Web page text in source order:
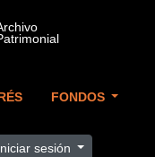
FONDOS
sesión